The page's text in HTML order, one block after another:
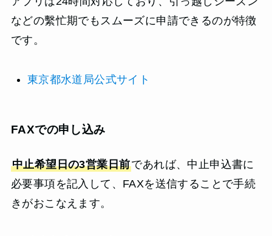
などの繫忙期でもスムーズに申請できるのが特徴
です。
東京都水道局公式サイト
FAXでの申し込み
中止希望日の3営業日前であれば、中止申込書に
必要事項を記入して、FAXを送信することで手続
きがおこなえます。